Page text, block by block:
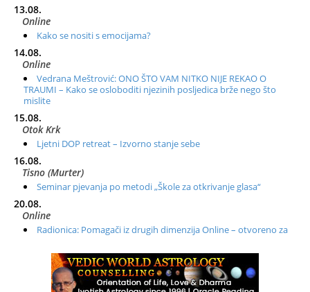
13.08.
Online
Kako se nositi s emocijama?
14.08.
Online
Vedrana Meštrović: ONO ŠTO VAM NITKO NIJE REKAO O
TRAUMI – Kako se osloboditi njezinih posljedica brže nego što
mislite
15.08.
Otok Krk
Ljetni DOP retreat – Izvorno stanje sebe
16.08.
Tisno (Murter)
Seminar pjevanja po metodi „Škole za otkrivanje glasa“
20.08.
Online
Radionica: Pomagači iz drugih dimenzija Online – otvoreno za
Zagreb+Online
Osnovni ThetaHealing® tečaj, Zagreb i Online